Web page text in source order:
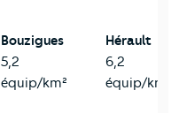
Bouzigues
5,2
équip/km²
Hérault
6,2
équip/km²